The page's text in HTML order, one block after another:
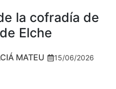
la cofradía de
Elche
MATEU 15/06/2026